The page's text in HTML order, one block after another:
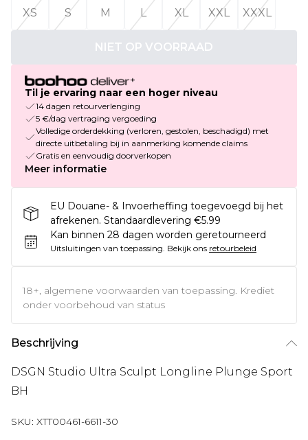
XS
S M L XL XXL XXXL
NIET OP VOORRAAD
Til je ervaring naar een hoger niveau
14 dagen retourverlenging
5 €/dag vertraging vergoeding
Volledige orderdekking (verloren, gestolen, beschadigd) met
directe uitbetaling bij in aanmerking komende claims
Gratis en eenvoudig doorverkopen
Meer informatie
EU Douane- & Invoerheffing toegevoegd bij het
afrekenen. Standaardlevering €5.99
Kan binnen 28 dagen worden geretourneerd
Uitsluitingen van toepassing. Bekijk ons retourbeleid
18+, algemene voorwaarden van toepassing. Krediet
onder voorbehoud van status
Beschrijving
DSGN Studio Ultra Sculpt Longline Plunge Sport
BH
SKU: XTT00461-6611-30